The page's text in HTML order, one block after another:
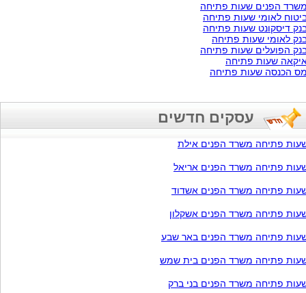
הפנים שעות פתיחה
לאומי שעות פתיחה
דיסקונט שעות פתיחה
לאומי שעות פתיחה
הפועלים שעות פתיחה
שעות פתיחה
הכנסה שעות פתיחה
פתיחה משרד הפנים אילת
פתיחה משרד הפנים אריאל
פתיחה משרד הפנים אשדוד
פתיחה משרד הפנים אשקלון
פתיחה משרד הפנים באר שבע
פתיחה משרד הפנים בית שמש
פתיחה משרד הפנים בני ברק